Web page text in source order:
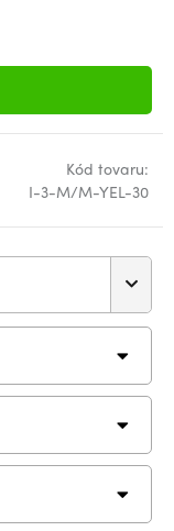
Kód tovaru:
I-3-M/M-YEL-30